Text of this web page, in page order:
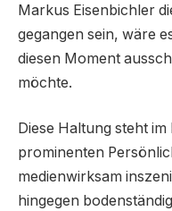
Markus Eisenbichler
gegangen sein, wäre
diesen Moment
möchte.
Diese Haltung steht
prominenten
medienwirksam
hingegen